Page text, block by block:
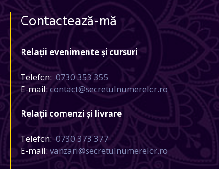
Contactează-mă
Relații evenimente și cursuri
Telefon: 0730 353 355
E-mail:contact@secretulnumerelor.ro
Relații comenzi și livrare
Telefon:0730 373 377
E-mail:vanzari@secretulnumerelor.ro